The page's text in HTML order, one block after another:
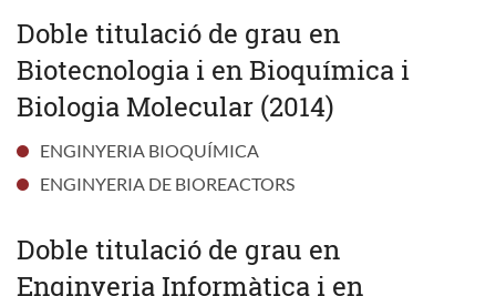
Doble titulació de grau en
Biotecnologia i en Bioquímica i
Biologia Molecular (2014)
ENGINYERIA BIOQUÍMICA
ENGINYERIA DE BIOREACTORS
Doble titulació de grau en
Enginyeria Informàtica i en